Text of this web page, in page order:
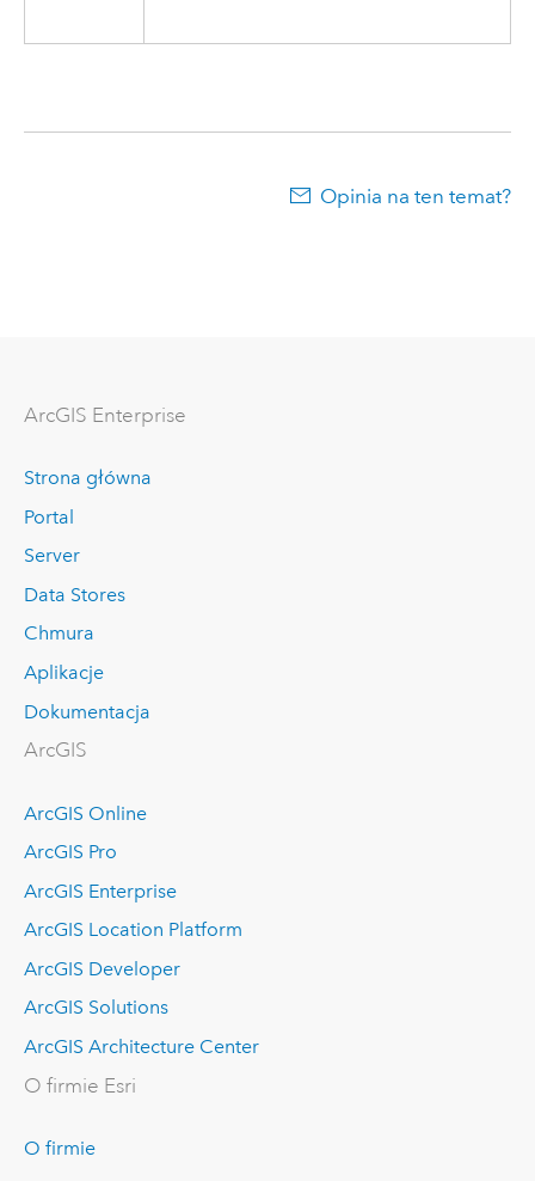
Opinia na ten temat?
ArcGIS Enterprise
Strona główna
Portal
Server
Data Stores
Chmura
Aplikacje
Dokumentacja
ArcGIS
ArcGIS Online
ArcGIS Pro
ArcGIS Enterprise
ArcGIS Location Platform
ArcGIS Developer
ArcGIS Solutions
ArcGIS Architecture Center
O firmie Esri
O firmie